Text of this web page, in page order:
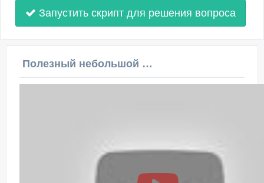
Запустить скрипт для решения вопроса
Полезный небольшой видеоурок по этой теме